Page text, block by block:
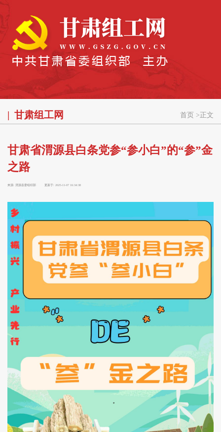
甘肃组工网 首页 > 正文
甘肃省渭源县白条党参“参小白”的“参”金
之路
来源: 渭源县委组织部 更新于: 2025-11-07 16:34:38